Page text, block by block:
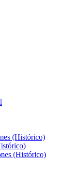
(Histórico)
(Histórico)